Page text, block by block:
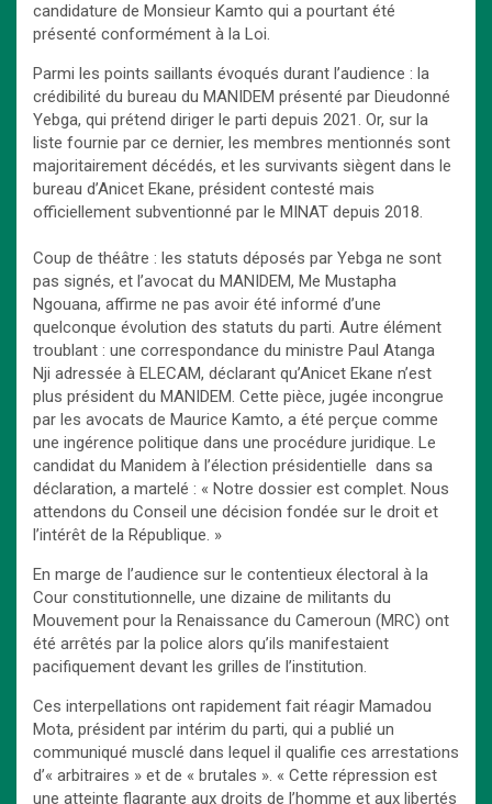
candidature de Monsieur Kamto qui a pourtant été
présenté conformément à la Loi.
Parmi les points saillants évoqués durant l’audience : la
crédibilité du bureau du MANIDEM présenté par Dieudonné
Yebga, qui prétend diriger le parti depuis 2021. Or, sur la
liste fournie par ce dernier, les membres mentionnés sont
majoritairement décédés, et les survivants siègent dans le
bureau d’Anicet Ekane, président contesté mais
officiellement subventionné par le MINAT depuis 2018.
Coup de théâtre : les statuts déposés par Yebga ne sont
pas signés, et l’avocat du MANIDEM, Me Mustapha
Ngouana, affirme ne pas avoir été informé d’une
quelconque évolution des statuts du parti. Autre élément
troublant : une correspondance du ministre Paul Atanga
Nji adressée à ELECAM, déclarant qu’Anicet Ekane n’est
plus président du MANIDEM. Cette pièce, jugée incongrue
par les avocats de Maurice Kamto, a été perçue comme
une ingérence politique dans une procédure juridique. Le
candidat du Manidem à l’élection présidentielle dans sa
déclaration, a martelé : « Notre dossier est complet. Nous
attendons du Conseil une décision fondée sur le droit et
l’intérêt de la République. »
En marge de l’audience sur le contentieux électoral à la
Cour constitutionnelle, une dizaine de militants du
Mouvement pour la Renaissance du Cameroun (MRC) ont
été arrêtés par la police alors qu’ils manifestaient
pacifiquement devant les grilles de l’institution.
Ces interpellations ont rapidement fait réagir Mamadou
Mota, président par intérim du parti, qui a publié un
communiqué musclé dans lequel il qualifie ces arrestations
d’« arbitraires » et de « brutales ». « Cette répression est
une atteinte flagrante aux droits de l’homme et aux libertés